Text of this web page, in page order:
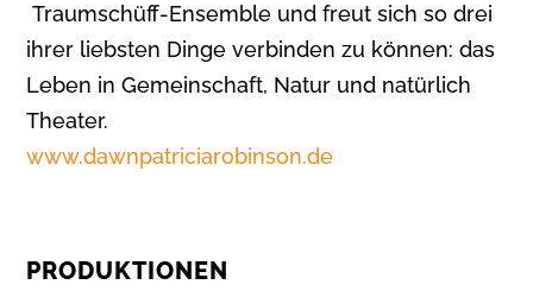
Traumschüff-Ensemble und freut sich so drei
ihrer liebsten Dinge verbinden zu können: das
Leben in Gemeinschaft, Natur und natürlich
Theater.
www.dawnpatriciarobinson.de
PRODUKTIONEN